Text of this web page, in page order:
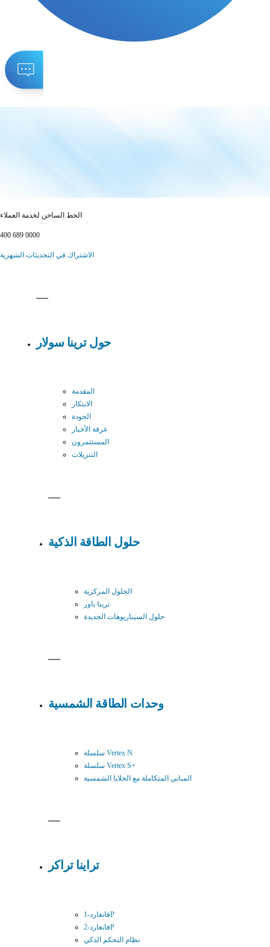
الخط الساخن لخدمة العملاء
400 689 0000
الاشتراك في التحديثات الشهرية
حول ترينا سولار
المقدمة
الابتكار
الجودة
غرفة الأخبار
المستثمرون
التنزيلات
حلول الطاقة الذكية
الحلول المركزية
ترينا باور
حلول السيناريوهات الجديدة
وحدات الطاقة الشمسية
سلسلة Vertex N
سلسلة Vertex S+
المباني المتكاملة مع الخلايا الشمسية
تراينا تراكر
فانغارد-1P
فانغارد-2P
نظام التحكم الذكي